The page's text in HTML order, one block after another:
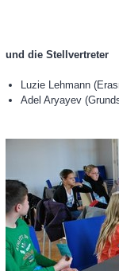
und die Stellvertreter
Luzie Lehmann
Adel Aryayev